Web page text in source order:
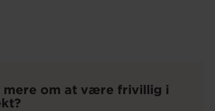
mere om at være frivillig i